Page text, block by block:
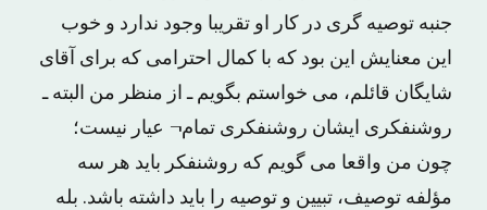
جنبه‌ توصیه ‌گری در کار او تقریبا وجود ندارد و خوب
این معنایش این بود که با کمال احترامی که برای آقای
شایگان قائلم، می ‌خواستم بگویم ـ از منظر من البته ـ
روشنفکری ایشان روشنفکری تمام¬ عیار نیست؛
چون من واقعا می‌ گویم که روشنفکر باید هر سه
مؤلفه توصیف، تبیین و توصیه را باید داشته باشد. بله